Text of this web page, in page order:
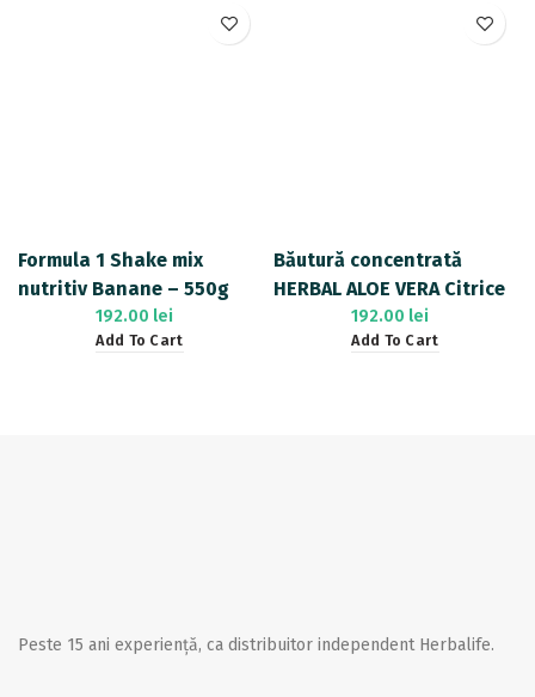
Formula 1 Shake mix
nutritiv Banane – 550g
192.00 lei
Add To Cart
Băutură concentrată
HERBAL ALOE VERA Citrice
192.00 lei
Add To Cart
Peste 15 ani experiență, ca distribuitor independent Herbalife.